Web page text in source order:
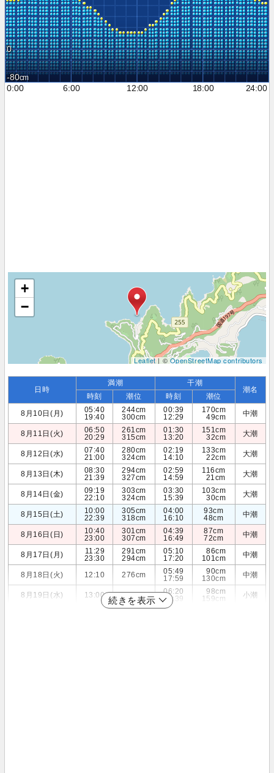
0
-80
0:00
6:00 12:00 18:00 24:00
+
−
Leaflet| ©OpenStreetMap contributors
日時
満潮 干潮
潮名
時刻 潮位 時刻
潮位
8月10日(月)
05:40
19:40
244cm
300cm
00:39
12:29
170cm
49cm
中潮
8月11日(火)
06:50
20:29
261cm
315cm
01:30
13:20
151cm
32cm
大潮
8月12日(水)
07:40
21:00
280cm
324cm
02:19
14:10
133cm
22cm
大潮
8月13日(木)
08:30
21:39
294cm
327cm
02:59
14:59
116cm
21cm
大潮
8月14日(金)
09:19
22:10
303cm
324cm
03:30
15:39
103cm
30cm
大潮
8月15日(土)
10:00
22:39
305cm
318cm
04:00
16:10
93cm
48cm
中潮
8月16日(日)
10:40
23:00
301cm
307cm
04:39
16:49
87cm
72cm
中潮
8月17日(月)
11:29
23:30
291cm
294cm
05:10
17:20
86cm
101cm
中潮
8月18日(火) 12:10 276cm
05:49
17:59
90cm
130cm
中潮
8月19日(水) 13:00 259cm
06:20
18:39
98cm
159cm
小潮
続きを表示